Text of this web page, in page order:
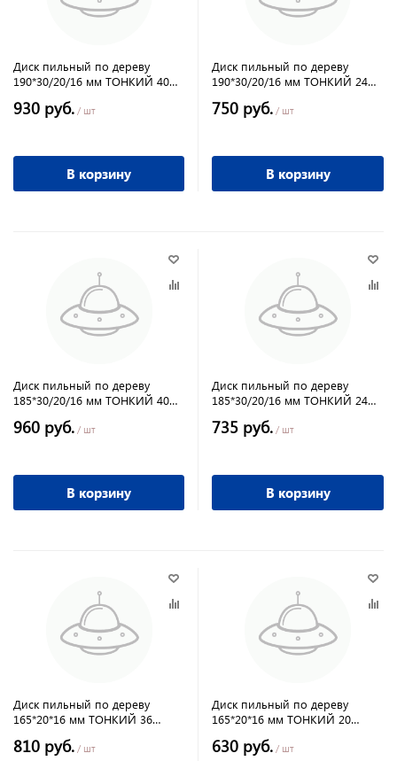
Диск пильный по дереву
190*30/20/16 мм ТОНКИЙ 40
ПРАКТИКА
930 руб. / шт
В корзину
Диск пильный по дереву
190*30/20/16 мм ТОНКИЙ 24
ПРАКТИКА
750 руб. / шт
В корзину
Диск пильный по дереву
185*30/20/16 мм ТОНКИЙ 40
ПРАКТИКА
960 руб. / шт
В корзину
Диск пильный по дереву
185*30/20/16 мм ТОНКИЙ 24
ПРАКТИКА
735 руб. / шт
В корзину
Диск пильный по дереву
165*20*16 мм ТОНКИЙ 36
ПРАКТИКА
810 руб. / шт
Диск пильный по дереву
165*20*16 мм ТОНКИЙ 20
ПРАКТИКА
630 руб. / шт